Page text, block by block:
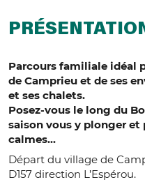
Parcours familiale idéal
de Camprieu et de ses
et ses chalets.
Posez-vous le long du
saison vous y plonger
calmes...
Départ du village de
D157 direction L’Espérou.